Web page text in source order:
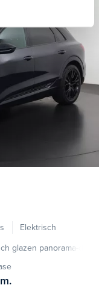
Elektrisch
glazen panorama-dak